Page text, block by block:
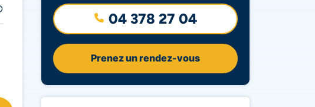
04 378 27 04
Prenez un rendez-vous